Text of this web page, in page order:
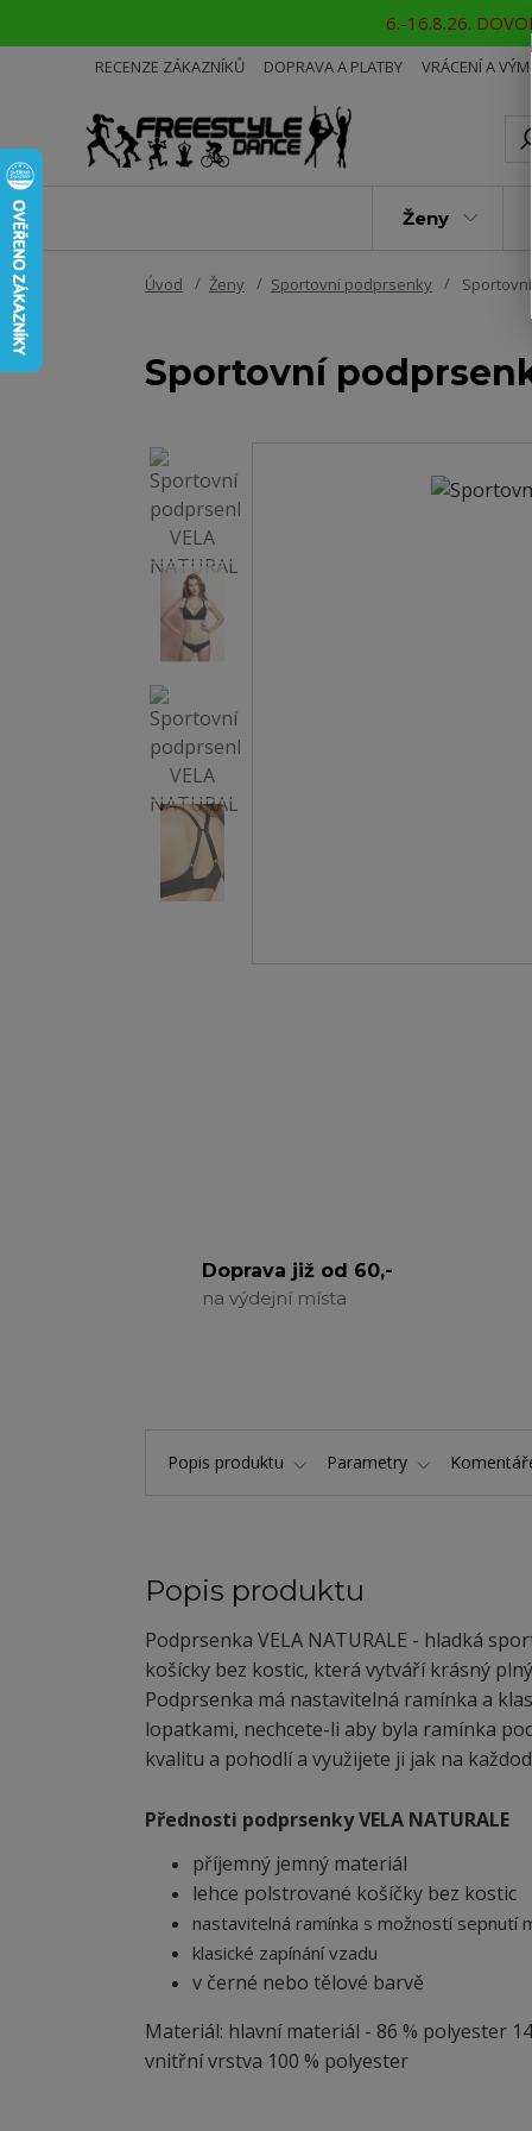
6.-16.8.26.
RECENZE ZÁKAZNÍKŮ DOPRAVA A PLATBY VRÁCENÍ A
Ženy
Úvod Ženy Sportovní podprsenky
Sportovní
Doprava již od 60,-
na výdejní místa
Popis produktu Parametry
Popis produktu
Podprsenka VELA NATURALE - hladká
košícky bez kostic, která vytváří krásný
Podprsenka má nastavitelná ramínka a
lopatkami, nechcete-li aby byla ramínka
kvalitu a pohodlí a využijete ji jak na
Přednosti podprsenky VELA NATURALE
příjemný jemný materiál
lehce polstrované košíčky bez kostic
nastavitelná ramínka s možností sepnutí
klasické zapínání vzadu
v černé nebo tělové barvě
Materiál: hlavní materiál - 86 % polyester
vnitřní vrstva 100 % polyester